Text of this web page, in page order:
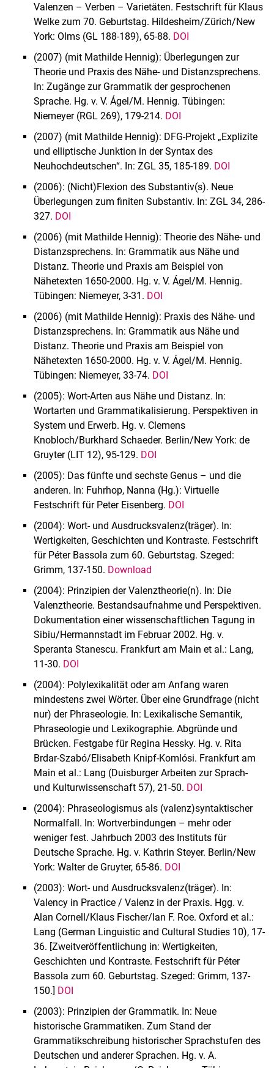
Valenzen – Verben – Varietäten. Festschrift für Klaus
Welke zum 70. Geburtstag. Hildesheim/Zürich/New
York: Olms (GL 188-189), 65-88. DOI
(2007) (mit Mathilde Hennig): Überlegungen zur
Theorie und Praxis des Nähe- und Distanzsprechens.
In: Zugänge zur Grammatik der gesprochenen
Sprache. Hg. v. V. Ágel/M. Hennig. Tübingen:
Niemeyer (RGL 269), 179-214. DOI
(2007) (mit Mathilde Hennig): DFG-Projekt „Explizite
und elliptische Junktion in der Syntax des
Neuhochdeutschen“. In: ZGL 35, 185-189. DOI
(2006): (Nicht)Flexion des Substantiv(s). Neue
Überlegungen zum finiten Substantiv. In: ZGL 34, 286-
327. DOI
(2006) (mit Mathilde Hennig): Theorie des Nähe- und
Distanzsprechens. In: Grammatik aus Nähe und
Distanz. Theorie und Praxis am Beispiel von
Nähetexten 1650-2000. Hg. v. V. Ágel/M. Hennig.
Tübingen: Niemeyer, 3-31. DOI
(2006) (mit Mathilde Hennig): Praxis des Nähe- und
Distanzsprechens. In: Grammatik aus Nähe und
Distanz. Theorie und Praxis am Beispiel von
Nähetexten 1650-2000. Hg. v. V. Ágel/M. Hennig.
Tübingen: Niemeyer, 33-74. DOI
(2005): Wort-Arten aus Nähe und Distanz. In:
Wortarten und Grammatikalisierung. Perspektiven in
System und Erwerb. Hg. v. Clemens
Knobloch/Burkhard Schaeder. Berlin/New York: de
Gruyter (LIT 12), 95-129. DOI
(2005): Das fünfte und sechste Genus – und die
anderen. In: Fuhrhop, Nanna (Hg.): Virtuelle
Festschrift für Peter Eisenberg. DOI
(2004): Wort- und Ausdrucksvalenz(träger). In:
Wertigkeiten, Geschichten und Kontraste. Festschrift
für Péter Bassola zum 60. Geburtstag. Szeged:
Grimm, 137-150. Download
(2004): Prinzipien der Valenztheorie(n). In: Die
Valenztheorie. Bestandsaufnahme und Perspektiven.
Dokumentation einer wissenschaftlichen Tagung in
Sibiu/Hermannstadt im Februar 2002. Hg. v.
Speranta Stanescu. Frankfurt am Main et al.: Lang,
11-30. DOI
(2004): Polylexikalität oder am Anfang waren
mindestens zwei Wörter. Über eine Grundfrage (nicht
nur) der Phraseologie. In: Lexikalische Semantik,
Phraseologie und Lexikographie. Abgründe und
Brücken. Festgabe für Regina Hessky. Hg. v. Rita
Brdar-Szabó/Elisabeth Knipf-Komlósi. Frankfurt am
Main et al.: Lang (Duisburger Arbeiten zur Sprach-
und Kulturwissenschaft 57), 21-50. DOI
(2004): Phraseologismus als (valenz)syntaktischer
Normalfall. In: Wortverbindungen – mehr oder
weniger fest. Jahrbuch 2003 des Instituts für
Deutsche Sprache. Hg. v. Kathrin Steyer. Berlin/New
York: Walter de Gruyter, 65-86. DOI
(2003): Wort- und Ausdrucksvalenz(träger). In:
Valency in Practice / Valenz in der Praxis. Hgg. v.
Alan Cornell/Klaus Fischer/Ian F. Roe. Oxford et al.:
Lang (German Linguistic and Cultural Studies 10), 17-
36. [Zweitveröffentlichung in: Wertigkeiten,
Geschichten und Kontraste. Festschrift für Péter
Bassola zum 60. Geburtstag. Szeged: Grimm, 137-
150.] DOI
(2003): Prinzipien der Grammatik. In: Neue
historische Grammatiken. Zum Stand der
Grammatikschreibung historischer Sprachstufen des
Deutschen und anderer Sprachen. Hg. v. A.